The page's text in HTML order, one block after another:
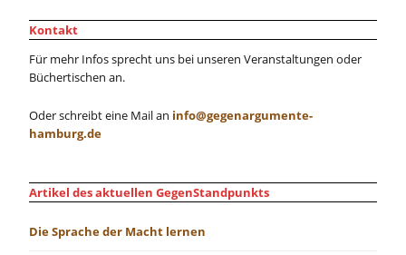
Kontakt
Für mehr Infos sprecht uns bei unseren Veranstaltungen oder
Büchertischen an.
Oder schreibt eine Mail an info@gegenargumente-
hamburg.de
Artikel des aktuellen GegenStandpunkts
Die Sprache der Macht lernen